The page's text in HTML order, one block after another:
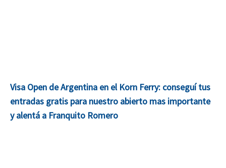
Visa Open de Argentina en el Korn Ferry: conseguí tus
entradas gratis para nuestro abierto mas importante
y alentá a Franquito Romero